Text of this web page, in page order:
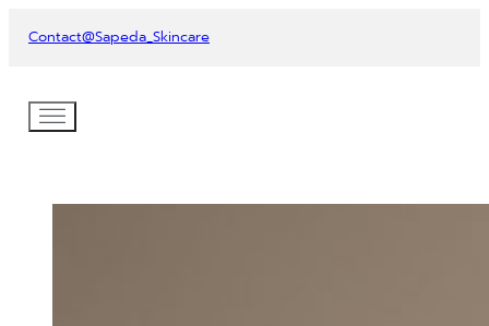
Contact@Sapeda_Skincare